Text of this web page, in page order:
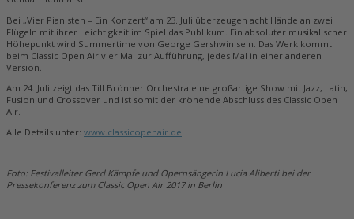
Bei „Vier Pianisten – Ein Konzert“ am 23. Juli überzeugen acht Hände an zwei
Flügeln mit ihrer Leichtigkeit im Spiel das Publikum. Ein absoluter musikalischer
Höhepunkt wird Summertime von George Gershwin sein. Das Werk kommt
beim Classic Open Air vier Mal zur Aufführung, jedes Mal in einer anderen
Version.
Am 24. Juli zeigt das Till Brönner Orchestra eine großartige Show mit Jazz, Latin,
Fusion und Crossover und ist somit der krönende Abschluss des Classic Open
Air.
Alle Details unter: www.classicopenair.de
Foto: Festivalleiter Gerd Kämpfe und Opernsängerin Lucia Aliberti bei der
Pressekonferenz zum Classic Open Air 2017 in Berlin